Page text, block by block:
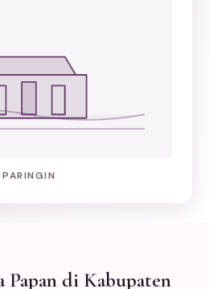
PARINGIN
Papan di Kabupaten